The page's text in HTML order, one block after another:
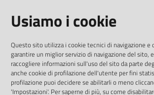
Tel.0522 7961
LinkedinFacebookInstagram
Usiamo i cookie
Questo sito utilizza i cookie tecnici di navigazione e
garantire un miglior servizio di navigazione del sito,
raccogliere informazioni sull'uso del sito da parte
anche cookie di profilazione dell'utente per fini
profilazione puoi decidere se abilitarli o meno
'Impostazioni'. Per saperne di più, su come